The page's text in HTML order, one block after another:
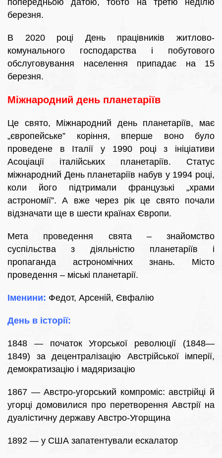
попередньою датою, тобто на третю неділю
березня.
В 2020 році День працівників житлово-
комунального господарства і побутового
обслуговування населення припадає на 15
березня.
Міжнародний день планетаріїв
Це свято, Міжнародний день планетаріїв, має
„європейське” коріння, вперше воно було
проведене в Італії у 1990 році з ініціативи
Асоціації італійських планетаріїв. Статус
міжнародний День планетаріїв набув у 1994 році,
коли його підтримали французькі „храми
астрономії”. А вже через рік це свято почали
відзначати ще в шести країнах Європи.
Мета проведення свята – знайомство
суспільства з діяльністю планетаріїв і
пропаганда астрономічних знань. Місто
проведення – міські планетарії.
Іменини: Федот, Арсеній, Євфалію
День в історії:
1848 — початок Угорської революції (1848—
1849) за децентралізацію Австрійської імперії,
демократизацію і мадяризацію
1867 — Австро-угорський компроміс: австрійці й
угорці домовилися про перетворення Австрії на
дуалістичну державу Австро-Угорщина
1892 — у США запатентували ескалатор